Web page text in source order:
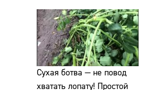
Сухая ботва — не повод
хватать лопату! Простой